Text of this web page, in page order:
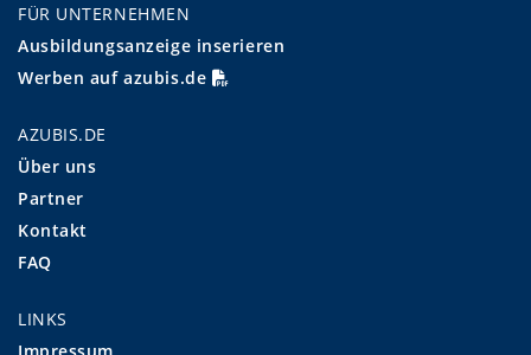
FÜR UNTERNEHMEN
Ausbildungsanzeige inserieren
Werben auf azubis.de
AZUBIS.DE
Über uns
Partner
Kontakt
FAQ
LINKS